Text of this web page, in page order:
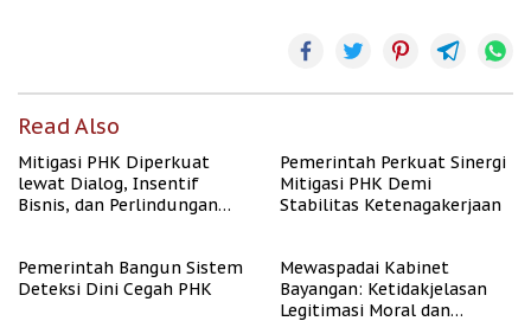
Read Also
Mitigasi PHK Diperkuat
lewat Dialog, Insentif
Bisnis, dan Perlindungan
Pemerintah Perkuat Sinergi
Mitigasi PHK Demi
Stabilitas Ketenagakerjaan
Pemerintah Bangun Sistem
Deteksi Dini Cegah PHK
Mewaspadai Kabinet
Bayangan: Ketidakjelasan
Legitimasi Moral dan